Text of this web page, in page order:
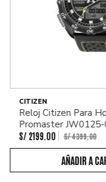
CITIZEN
Reloj Citizen Para
Promaster JW0125-
S/ 2199. 00 S/4399.00